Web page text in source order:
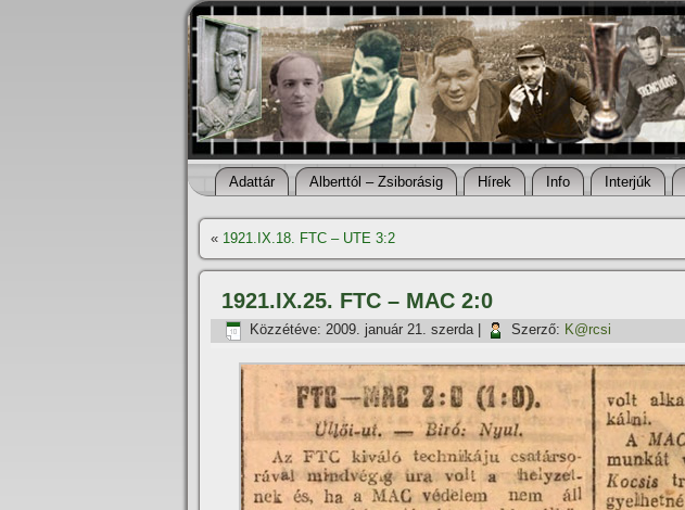
Adattár Alberttól – Zsiborásig Hí­rek Info Interjúk
« 1921.IX.18. FTC – UTE 3:2
1921.IX.25. FTC – MAC 2:0
Közzétéve: 2009. január 21. szerda| Szerző: K@rcsi